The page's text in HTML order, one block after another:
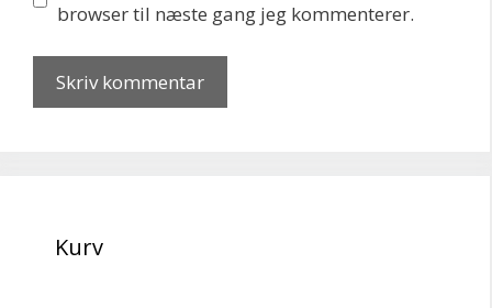
browser til næste gang jeg kommenterer.
Kurv